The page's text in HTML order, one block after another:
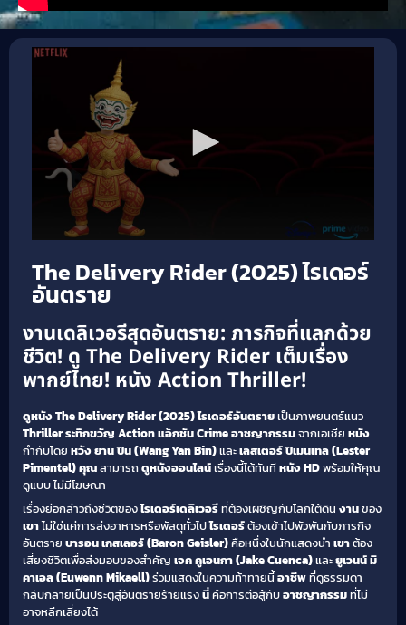
The Delivery Rider (2025) ไรเดอร์
อันตราย
งานเดลิเวอรีสุดอันตราย: ภารกิจที่แลกด้วย
ชีวิต! ดู The Delivery Rider เต็มเรื่อง
พากย์ไทย! หนัง Action Thriller!
ดูหนัง The Delivery Rider (2025) ไรเดอร์อันตรายเป็นภาพยนตร์แนว
Thriller ระทึกขวัญ Action แอ็กชัน Crime อาชญากรรมจากเอเชีย หนัง
กำกับโดย หวัง ยาน ปิน (Wang Yan Bin)และเลสเตอร์ ปิเมนเทล (Lester
Pimentel)คุณสามารถดูหนังออนไลน์เรื่องนี้ได้ทันทีหนัง HDพร้อมให้คุณ
ดูแบบ ไม่มีโฆษณา
เรื่องย่อกล่าวถึงชีวิตของไรเดอร์เดลิเวอรีที่ต้องเผชิญกับโลกใต้ดิน งานของ
เขาไม่ใช่แค่การส่งอาหารหรือพัสดุทั่วไปไรเดอร์ต้องเข้าไปพัวพันกับภารกิจ
อันตราย บารอน เกสเลอร์ (Baron Geisler)คือหนึ่งในนักแสดงนำ เขาต้อง
เสี่ยงชีวิตเพื่อส่งมอบของสำคัญ เจค คูเอนกา (Jake Cuenca)และยูเวนน์ มิ
คาเอล (Euwenn Mikaell)ร่วมแสดงในความท้าทายนี้อาชีพที่ดูธรรมดา
กลับกลายเป็นประตูสู่อันตรายร้ายแรงนี่คือการต่อสู้กับอาชญากรรมที่ไม่
อาจหลีกเลี่ยงได้